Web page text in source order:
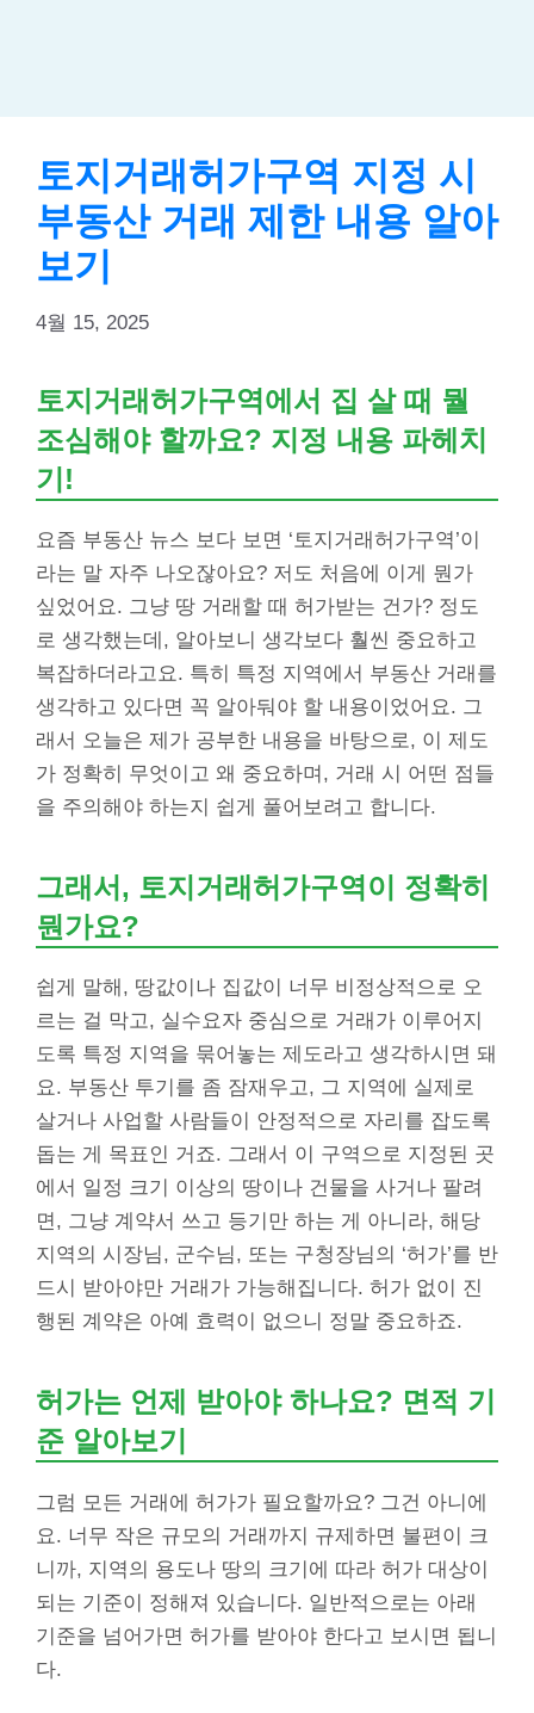
토지거래허가구역 지정 시
부동산 거래 제한 내용 알아
보기
4월 15, 2025
토지거래허가구역에서 집 살 때 뭘
조심해야 할까요? 지정 내용 파헤치
기!
요즘 부동산 뉴스 보다 보면 ‘토지거래허가구역’이
라는 말 자주 나오잖아요? 저도 처음에 이게 뭔가
싶었어요. 그냥 땅 거래할 때 허가받는 건가? 정도
로 생각했는데, 알아보니 생각보다 훨씬 중요하고
복잡하더라고요. 특히 특정 지역에서 부동산 거래를
생각하고 있다면 꼭 알아둬야 할 내용이었어요. 그
래서 오늘은 제가 공부한 내용을 바탕으로, 이 제도
가 정확히 무엇이고 왜 중요하며, 거래 시 어떤 점들
을 주의해야 하는지 쉽게 풀어보려고 합니다.
그래서, 토지거래허가구역이 정확히
뭔가요?
쉽게 말해, 땅값이나 집값이 너무 비정상적으로 오
르는 걸 막고, 실수요자 중심으로 거래가 이루어지
도록 특정 지역을 묶어놓는 제도라고 생각하시면 돼
요. 부동산 투기를 좀 잠재우고, 그 지역에 실제로
살거나 사업할 사람들이 안정적으로 자리를 잡도록
돕는 게 목표인 거죠. 그래서 이 구역으로 지정된 곳
에서 일정 크기 이상의 땅이나 건물을 사거나 팔려
면, 그냥 계약서 쓰고 등기만 하는 게 아니라, 해당
지역의 시장님, 군수님, 또는 구청장님의 ‘허가’를 반
드시 받아야만 거래가 가능해집니다. 허가 없이 진
행된 계약은 아예 효력이 없으니 정말 중요하죠.
허가는 언제 받아야 하나요? 면적 기
준 알아보기
그럼 모든 거래에 허가가 필요할까요? 그건 아니에
요. 너무 작은 규모의 거래까지 규제하면 불편이 크
니까, 지역의 용도나 땅의 크기에 따라 허가 대상이
되는 기준이 정해져 있습니다. 일반적으로는 아래
기준을 넘어가면 허가를 받아야 한다고 보시면 됩니
다.